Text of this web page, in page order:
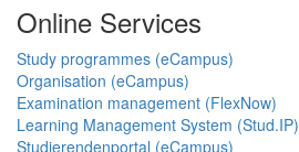
Online Services
Study programmes (eCampus)
Organisation (eCampus)
Examination management (FlexNow)
Learning Management System (Stud.IP)
Studierendenportal (eCampus)